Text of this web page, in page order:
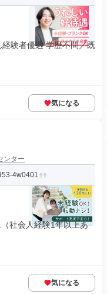
験者優遇 学歴不問／既
気になる
ンター
4w0401
社会人経験1年以上あ
気になる